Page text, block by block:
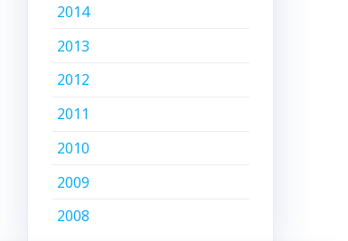
2014
2013
2012
2011
2010
2009
2008